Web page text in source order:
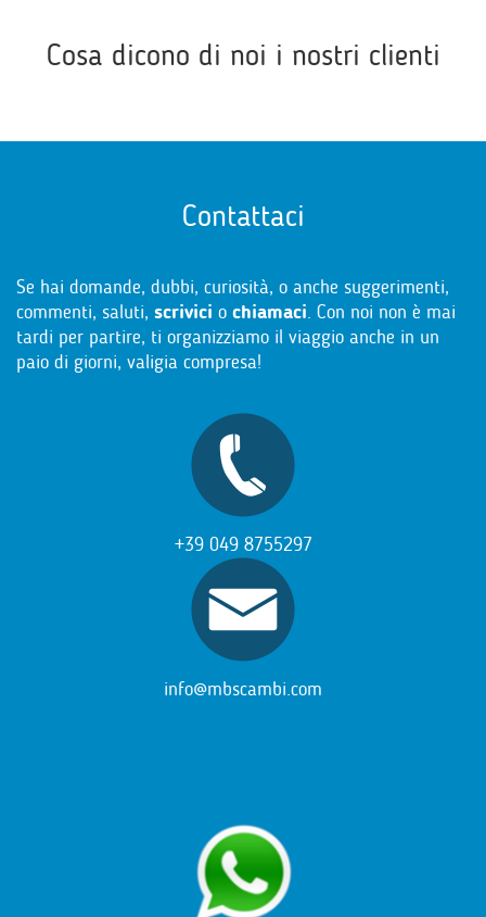
Cosa dicono di noi i nostri clienti
Contattaci
Se hai domande, dubbi, curiosità, o anche suggerimenti,
commenti, saluti, scrivici o chiamaci. Con noi non è mai
tardi per partire, ti organizziamo il viaggio anche in un
paio di giorni, valigia compresa!
+39 049 8755297
info@mbscambi.com